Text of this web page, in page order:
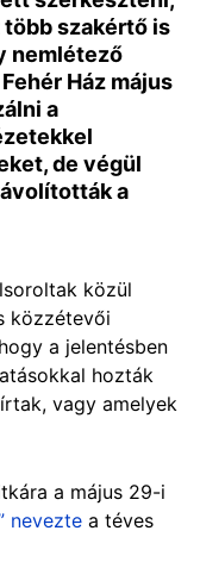
szakértő is
nemlétező
Ház május
a
de végül
a
közül
közzétevői
a jelentésben
hozták
vagy amelyek
a május 29-i
nevezte a téves